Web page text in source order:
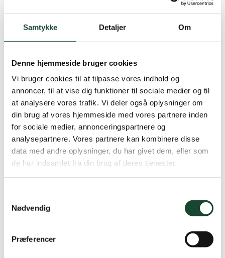
Samtykke Detaljer Om
Denne hjemmeside bruger cookies
Vi bruger cookies til at tilpasse vores indhold og
annoncer, til at vise dig funktioner til sociale medier og til
at analysere vores trafik. Vi deler også oplysninger om
din brug af vores hjemmeside med vores partnere inden
for sociale medier, annonceringspartnere og
analysepartnere. Vores partnere kan kombinere disse
data med andre oplysninger, du har givet dem, eller som
de har indsamlet fra din brug af deres tjenester.
Nødvendig
Præferencer
vores deltagerer blev forkælet med en storslået buffet
pølse, krydret skinke, hvidløgspate, bresaolo,
parmaskinke, gl. knas, syltede agurker & løg, pickles,
tomat salsa, aioli og melon. Whatsnottolove.